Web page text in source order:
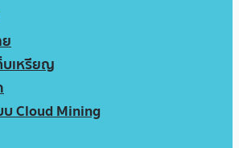
บเหรียญ
Cloud Mining